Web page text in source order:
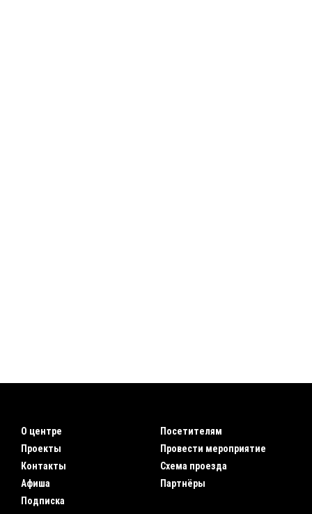
О центре
Проекты
Контакты
Афиша
Подписка
Посетителям
Провести мероприятие
Схема проезда
Партнёры